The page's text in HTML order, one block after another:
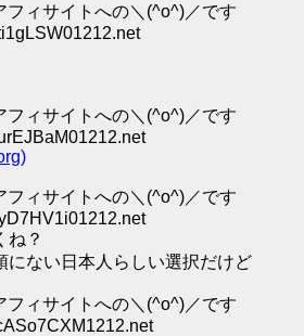
フィサイトへの＼(^o^)／です
フィサイトへの＼(^o^)／です
フィサイトへの＼(^o^)／です
ね？
にない日本人らしい選択だけど
フィサイトへの＼(^o^)／です